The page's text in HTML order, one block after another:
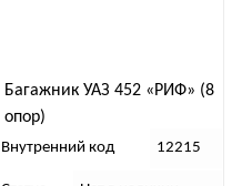
Багажник УАЗ 452 «РИФ» (8
опор)
Внутренний код 12215